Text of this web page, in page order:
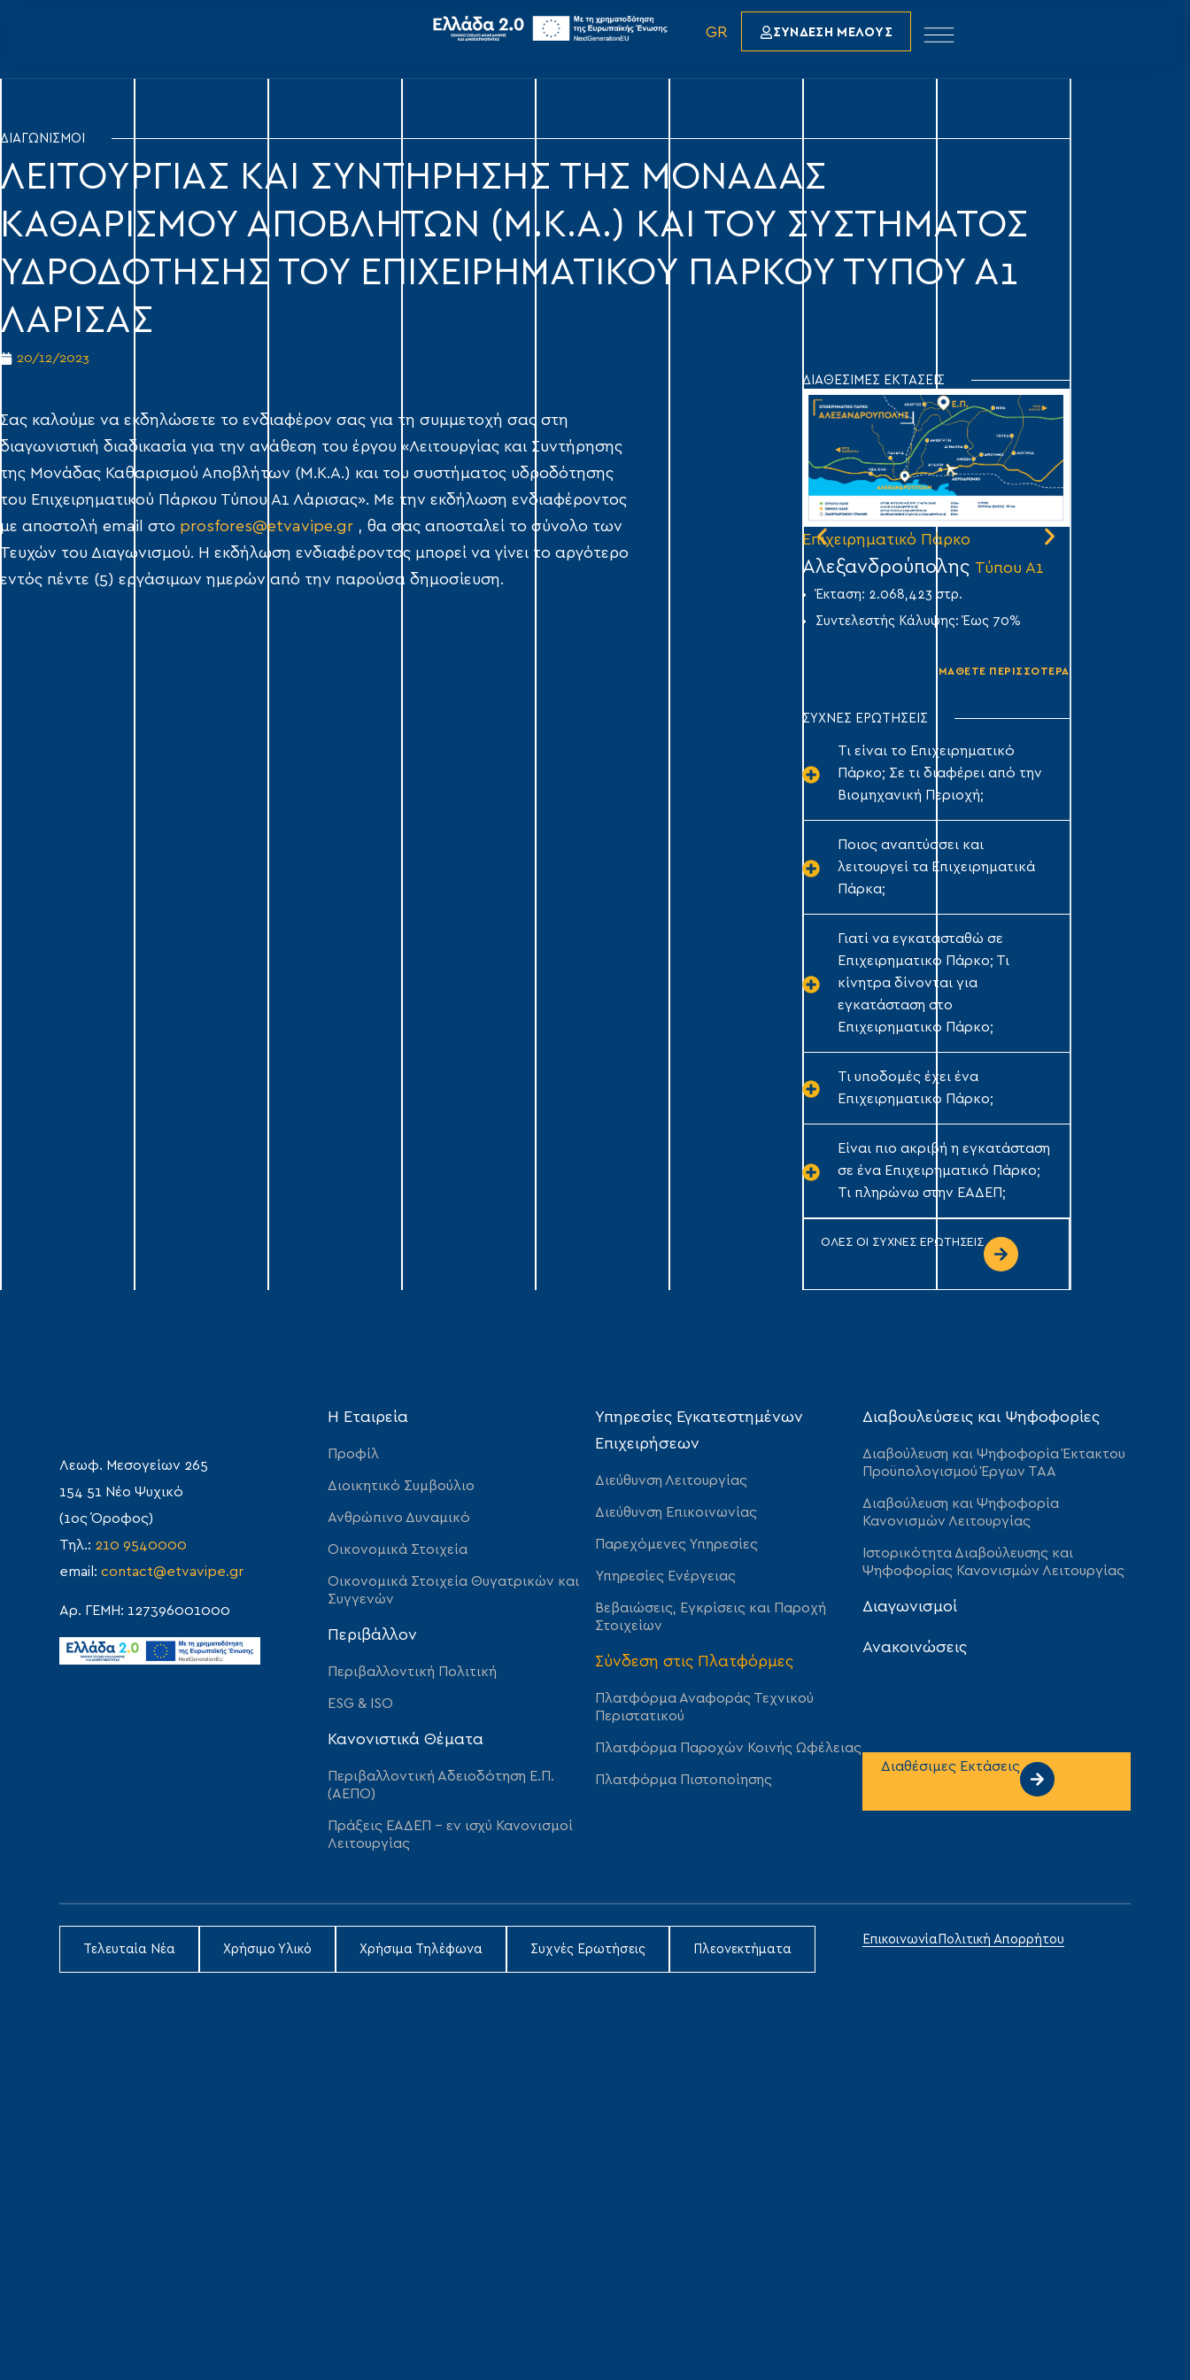
GR ΣΥΝΔΕΣΗ ΜΕΛΟΥΣ
ΔΙΑΓΩΝΙΣΜΟΙ
ΛΕΙΤΟΥΡΓΊΑΣ ΚΑΙ ΣΥΝΤΉΡΗΣΗΣ ΤΗΣ ΜΟΝΆΔΑΣ
ΚΑΘΑΡΙΣΜΟΎ ΑΠΟΒΛΉΤΩΝ (Μ.Κ.Α.) ΚΑΙ ΤΟΥ ΣΥΣΤΉΜΑΤΟΣ
ΥΔΡΟΔΌΤΗΣΗΣ ΤΟΥ ΕΠΙΧΕΙΡΗΜΑΤΙΚΟΎ ΠΆΡΚΟΥ ΤΎΠΟΥ Α1
ΛΆΡΙΣΑΣ
20/12/2023
Σας καλούμε να εκδηλώσετε το ενδιαφέρον σας για τη συμμετοχή σας στη
διαγωνιστική διαδικασία για την ανάθεση του έργου «Λειτουργίας και Συντήρησης
της Μονάδας Καθαρισμού Αποβλήτων (Μ.Κ.Α.) και του συστήματος υδροδότησης
του Επιχειρηματικού Πάρκου Τύπου Α1 Λάρισας». Με την εκδήλωση ενδιαφέροντος
με αποστολή email στο prosfores@etvavipe.gr , θα σας αποσταλεί το σύνολο των
Τευχών του Διαγωνισμού. Η εκδήλωση ενδιαφέροντος μπορεί να γίνει το αργότερο
εντός πέντε (5) εργάσιμων ημερών από την παρούσα δημοσίευση.
ΔΙΑΘΕΣΙΜΕΣ ΕΚΤΑΣΕΙΣ
Επιχειρηματικό Πάρκο
Αλεξανδρούπολης Τύπου Α1
Έκταση: 2.068,423 στρ.
Συντελεστής Κάλυψης: Έως 70%
ΜΑΘΕΤΕ ΠΕΡΙΣΣΟΤΕΡΑ
ΣΥΧΝΕΣ ΕΡΩΤΗΣΕΙΣ
Τι είναι το Επιχειρηματικό
Πάρκο; Σε τι διαφέρει από την
Βιομηχανική Περιοχή;
Ποιος αναπτύσσει και
λειτουργεί τα Επιχειρηματικά
Πάρκα;
Γιατί να εγκατασταθώ σε
Επιχειρηματικό Πάρκο; Τι
κίνητρα δίνονται για
εγκατάσταση στο
Επιχειρηματικό Πάρκο;
Τι υποδομές έχει ένα
Επιχειρηματικό Πάρκο;
Είναι πιο ακριβή η εγκατάσταση
σε ένα Επιχειρηματικό Πάρκο;
Τι πληρώνω στην ΕΑΔΕΠ;
ΟΛΕΣ ΟΙ ΣΥΧΝΕΣ ΕΡΩΤΗΣΕΙΣ
Λεωφ. Μεσογείων 265
154 51 Νέο Ψυχικό
(1ος Όροφος)
Τηλ.: 210 9540000
email:contact@etvavipe.gr
Αρ. ΓΕΜΗ: 127396001000
Η Εταιρεία
Προφίλ
Διοικητικό Συμβούλιο
Ανθρώπινο Δυναμικό
Οικονομικά Στοιχεία
Οικονομικά Στοιχεία Θυγατρικών και
Συγγενών
Περιβάλλον
Περιβαλλοντική Πολιτική
ESG & ISO
Κανονιστικά Θέματα
Περιβαλλοντική Αδειοδότηση Ε.Π.
(ΑΕΠΟ)
Πράξεις ΕΑΔΕΠ – εν ισχύ Κανονισμοί
Λειτουργίας
Υπηρεσίες Εγκατεστημένων
Επιχειρήσεων
Διεύθυνση Λειτουργίας
Διεύθυνση Επικοινωνίας
Παρεχόμενες Υπηρεσίες
Υπηρεσίες Ενέργειας
Βεβαιώσεις, Εγκρίσεις και Παροχή
Στοιχείων
Σύνδεση στις Πλατφόρμες
Πλατφόρμα Αναφοράς Τεχνικού
Περιστατικού
Πλατφόρμα Παροχών Κοινής Ωφέλειας
Πλατφόρμα Πιστοποίησης
Διαβουλεύσεις και Ψηφοφορίες
Διαβούλευση και Ψηφοφορία Έκτακτου
Προϋπολογισμού Έργων ΤΑΑ
Διαβούλευση και Ψηφοφορία
Κανονισμών Λειτουργίας
Ιστορικότητα Διαβούλευσης και
Ψηφοφορίας Κανονισμών Λειτουργίας
Διαγωνισμοί
Ανακοινώσεις
Διαθέσιμες Εκτάσεις
Τελευταία Νέα Χρήσιμο Υλικό Χρήσιμα Τηλέφωνα Συχνές Ερωτήσεις Πλεονεκτήματα
Επικοινωνία Πολιτική Απορρήτου